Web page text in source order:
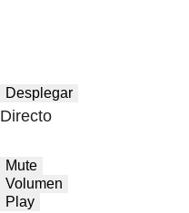
Desplegar
Directo
Mute
Volumen
Play